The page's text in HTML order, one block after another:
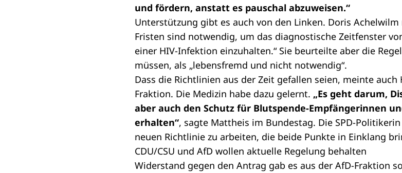
und fördern, anstatt es pauschal abzuweisen.“
Unterstützung gibt es auch von den Linken. Doris
Fristen sind notwendig, um das diagnostische Zeitfenster
einer HIV-Infektion einzuhalten.“ Sie beurteilte aber die
müssen, als „lebensfremd und nicht notwendig“.
Dass die Richtlinien aus der Zeit gefallen seien, meinte auch
Fraktion. Die Medizin habe dazu gelernt. „Es geht darum,
aber auch den Schutz für Blutspende-Empfängerinnen
erhalten“, sagte Mattheis im Bundestag. Die SPD-
neuen Richtlinie zu arbeiten, die beide Punkte in Einklang
CDU/CSU und AfD wollen aktuelle Regelung behalten
Widerstand gegen den Antrag gab es aus der AfD-Fraktion